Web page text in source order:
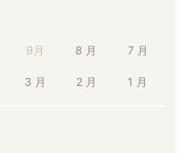
9月 8 月 7 月
3 月 2 月 1 月